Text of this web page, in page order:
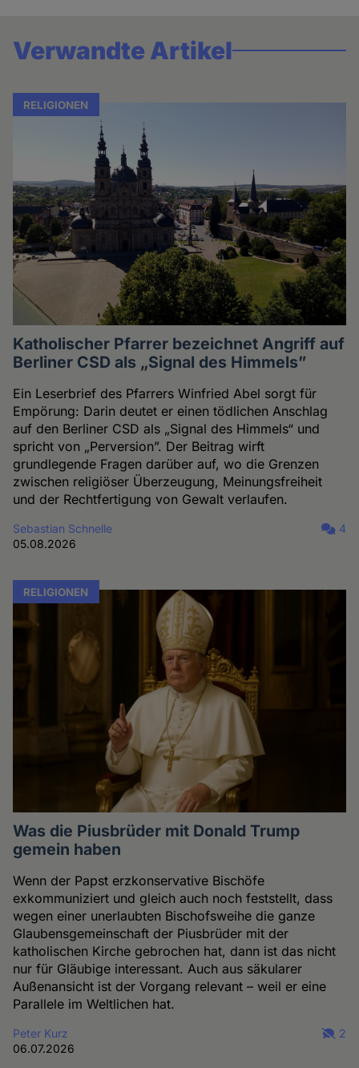
Verwandte Artikel
RELIGIONEN
Katholischer Pfarrer bezeichnet Angriff auf
Berliner CSD als „Signal des Himmels”
Ein Leserbrief des Pfarrers Winfried Abel sorgt für
Empörung: Darin deutet er einen tödlichen Anschlag
auf den Berliner CSD als „Signal des Himmels“ und
spricht von „Perversion”. Der Beitrag wirft
grundlegende Fragen darüber auf, wo die Grenzen
zwischen religiöser Überzeugung, Meinungsfreiheit
und der Rechtfertigung von Gewalt verlaufen.
Sebastian Schnelle
05.08.2026
4
RELIGIONEN
Was die Piusbrüder mit Donald Trump
gemein haben
Wenn der Papst erzkonservative Bischöfe
exkommuniziert und gleich auch noch feststellt, dass
wegen einer unerlaubten Bischofsweihe die ganze
Glaubensgemeinschaft der Piusbrüder mit der
katholischen Kirche gebrochen hat, dann ist das nicht
nur für Gläubige interessant. Auch aus säkularer
Außenansicht ist der Vorgang relevant – weil er eine
Parallele im Weltlichen hat.
Peter Kurz
06.07.2026
2